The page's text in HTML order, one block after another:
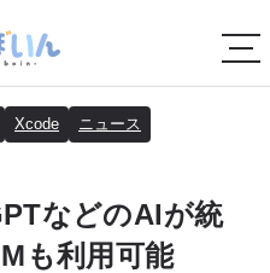
Xcode ニュース
などのAIが統
も利用可能